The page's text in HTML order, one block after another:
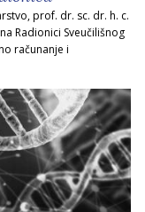
prof. dr. sc. dr. h. c.
Radionici Sveučilišnog
računanje i